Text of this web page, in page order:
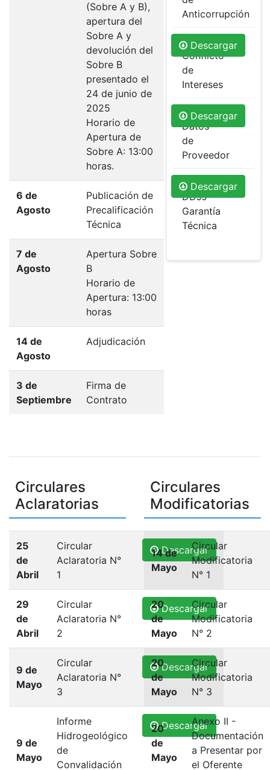
(Sobre A y B),
apertura del
Sobre A y
devolución del
Sobre B
presentado el
24 de junio de
2025
Horario de
Apertura de
Sobre A: 13:00
horas.
6 de
Agosto
Publicación de
Precalificación
Técnica
7 de
Agosto
Apertura Sobre
B
Horario de
Apertura: 13:00
horas
14 de
Agosto
Adjudicación
3 de
Septiembre
Firma de
Contrato
Anticorrupción
DDJJ
Conflicto
de
Intereses
Descargar
Formulario
Datos
de
Proveedor
Descargar
Formulario
DDJJ
Garantía
Técnica
Descargar
Circulares
Aclaratorias
25
de
Abril
Circular
Aclaratoria N°
1
Descargar
29
de
Abril
Circular
Aclaratoria N°
2
Descargar
9 de
Mayo
Circular
Aclaratoria N°
3
Descargar
9 de
Mayo
Informe
Hidrogeológico
de
Convalidación
Descargar
Circulares
Modificatorias
14 de
Mayo
Circular
Modificatoria
N° 1
20
de
Mayo
Circular
Modificatoria
N° 2
20
de
Mayo
Circular
Modificatoria
N° 3
20
de
Mayo
Anexo II -
Documentación
a Presentar por
el Oferente